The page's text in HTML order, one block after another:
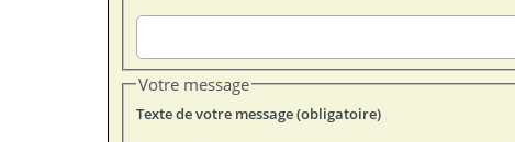
Votre message
Texte de votre message (obligatoire)